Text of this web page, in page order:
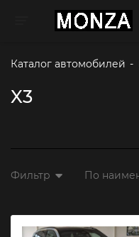
Toggle navigation
Каталог автомобилей -
X3
Фильтр По